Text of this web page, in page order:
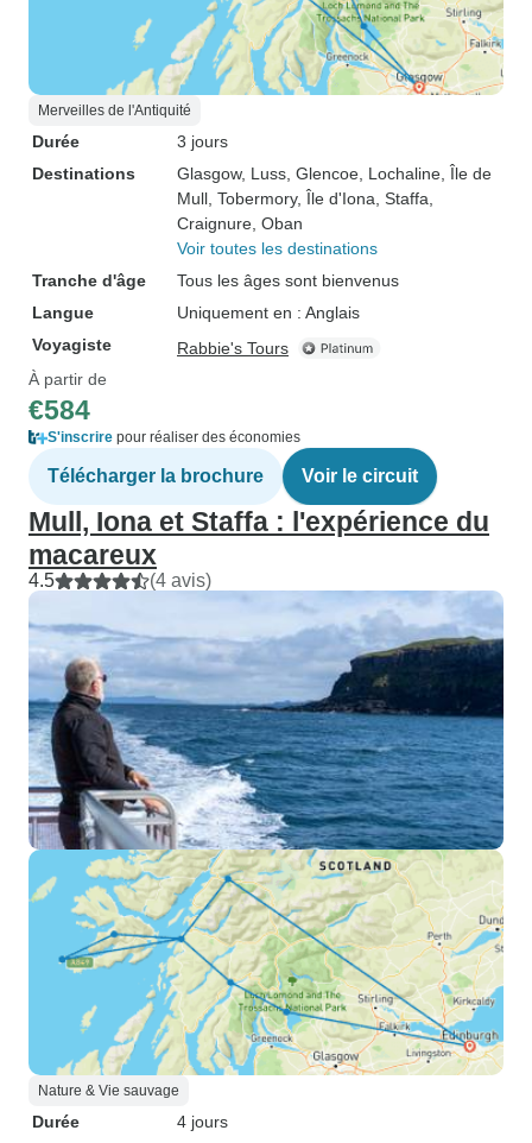
Merveilles de l'Antiquité
Durée
3 jours
Destinations
Glasgow, Luss , Glencoe , Lochaline , Île de
Mull , Tobermory, Île d'Iona , Staffa
Craignure , Oban
Voir toutes les destinations
Tranche d'âge
Tous les âges sont bienvenus
Langue
Uniquement en : Anglais
Voyagiste
Rabbie's Tours
À partir de
€584
S'inscrire pour réaliser des économies
Télécharger la brochure Voir le circuit
Mull, Iona et Staffa : l'expérience du
macareux
4.5 (4 avis)
Nature & Vie sauvage
Durée
4 jours